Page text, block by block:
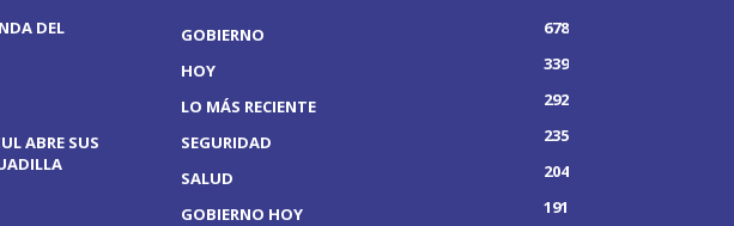
DEL
ABRE SUS
GOBIERNO
678
HOY
339
LO MÁS RECIENTE
292
SEGURIDAD
235
SALUD
204
GOBIERNO HOY
191